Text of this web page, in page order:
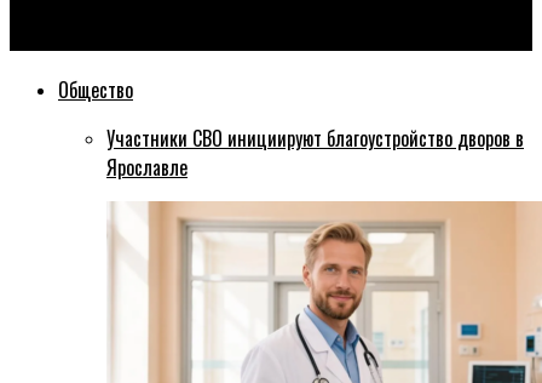
Общество
Участники СВО инициируют благоустройство дворов в
Ярославле